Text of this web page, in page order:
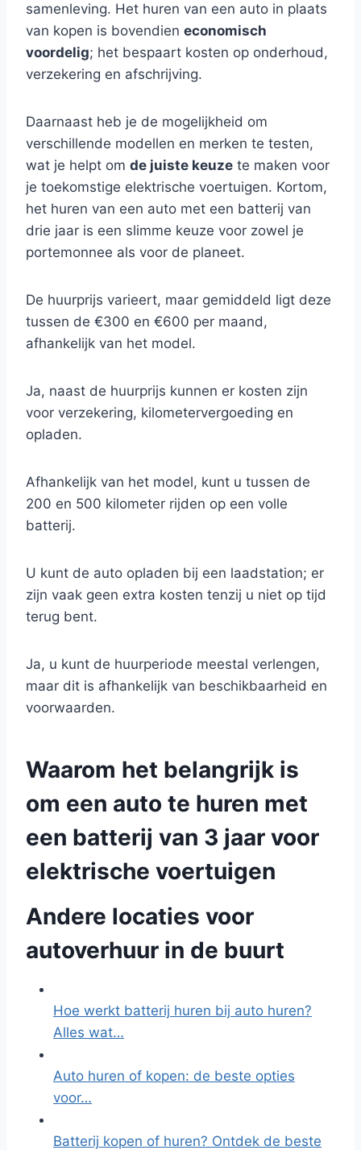
samenleving. Het huren van een auto in plaats
van kopen is bovendien economisch
voordelig; het bespaart kosten op onderhoud,
verzekering en afschrijving.
Daarnaast heb je de mogelijkheid om
verschillende modellen en merken te testen,
wat je helpt om de juiste keuze te maken voor
je toekomstige elektrische voertuigen. Kortom,
het huren van een auto met een batterij van
drie jaar is een slimme keuze voor zowel je
portemonnee als voor de planeet.
De huurprijs varieert, maar gemiddeld ligt deze
tussen de €300 en €600 per maand,
afhankelijk van het model.
Ja, naast de huurprijs kunnen er kosten zijn
voor verzekering, kilometervergoeding en
opladen.
Afhankelijk van het model, kunt u tussen de
200 en 500 kilometer rijden op een volle
batterij.
U kunt de auto opladen bij een laadstation; er
zijn vaak geen extra kosten tenzij u niet op tijd
terug bent.
Ja, u kunt de huurperiode meestal verlengen,
maar dit is afhankelijk van beschikbaarheid en
voorwaarden.
Waarom het belangrijk is
om een auto te huren met
een batterij van 3 jaar voor
elektrische voertuigen
Andere locaties voor
autoverhuur in de buurt
Hoe werkt batterij huren bij auto huren?
Alles wat…
Auto huren of kopen: de beste opties
voor…
Batterij kopen of huren? Ontdek de beste